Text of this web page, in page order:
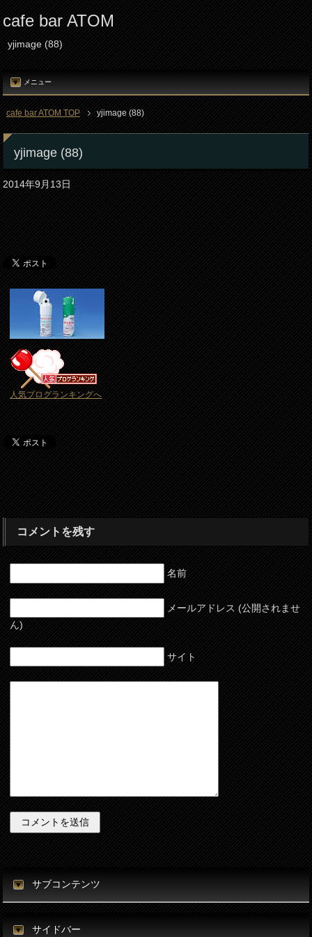
cafe bar ATOM
yjimage (88)
メニュー
cafe bar ATOM TOP yjimage (88)
yjimage (88)
2014年9月13日
人気ブログランキングへ
コメントを残す
名前
メールアドレス (公開されませ
ん)
サイト
サブコンテンツ
サイドバー